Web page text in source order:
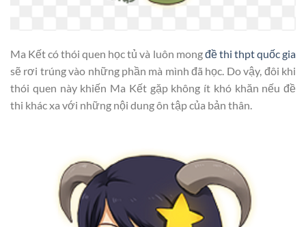
Ma Kết có thói quen học tủ và luôn mongđề thi thpt quốc gia
sẽ rơi trúng vào những phần mà mình đã học. Do vậy, đôi khi
thói quen này khiến Ma Kết gặp không ít khó khăn nếu đề
thi khác xa với những nội dung ôn tập của bản thân.